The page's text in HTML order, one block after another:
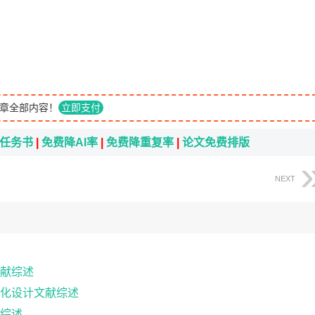
全部内容！ 立即支付
务书 免费降AI率 免费降重复率 论文免费排版
NEXT
综述
设计文献综述